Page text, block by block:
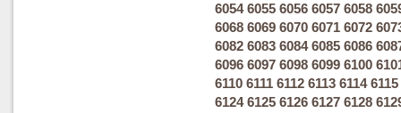
6054 6055 6056 6057 6058
6068 6069 6070 6071 6072
6082 6083 6084 6085 6086
6096 6097 6098 6099 6100
6110 6111 6112 6113 6114 6115
6124 6125 6126 6127 6128